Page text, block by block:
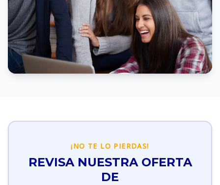
¡NO TE LO PIERDAS!
REVISA NUESTRA OFERTA
DE